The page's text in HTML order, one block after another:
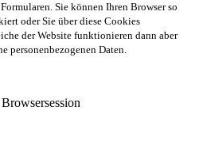
Sie können Ihren Browser so
oder Sie über diese Cookies
der Website funktionieren dann aber
personenbezogenen Daten.